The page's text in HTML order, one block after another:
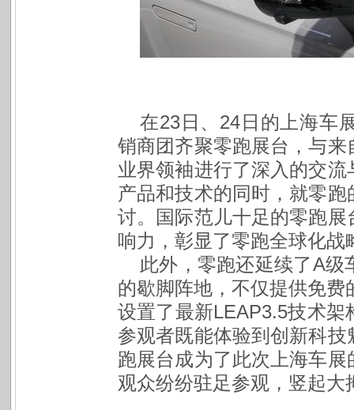
在23日、24日的上海车
销商团齐聚零跑展台，与
业界领袖进行了深入的交
产品和技术的同时，就零
讨。国际范儿十足的零跑
响力，彰显了零跑全球化战
此外，零跑还延续了A
的歇脚阵地，不仅提供免
设置了最新LEAP3.5技术
参观者既能体验到创新科
跑展台成为了此次上海车
观众纷纷驻足参观，竖起大